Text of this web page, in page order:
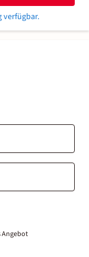
Angebot
verfügbar.